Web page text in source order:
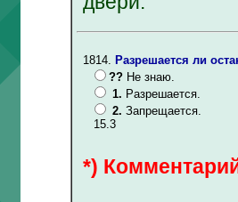
1814. Разрешается ли
?? Не знаю.
1. Разрешается.
2. Запрещается.
15.3
*)